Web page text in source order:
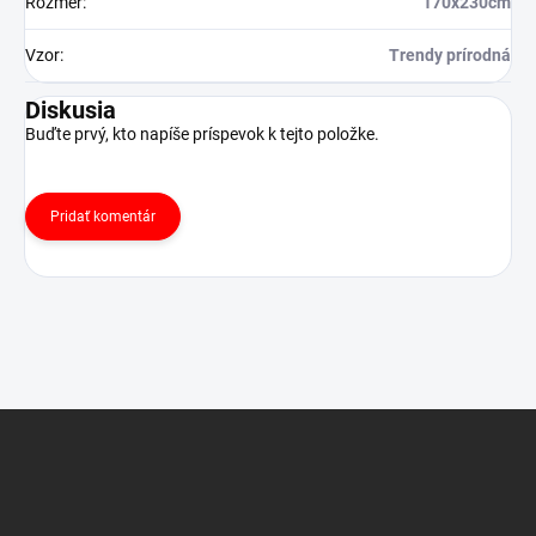
Vzor: Trendy prírodná
Diskusia
Buďte prvý, kto napíše príspevok k tejto položke.
Pridať komentár